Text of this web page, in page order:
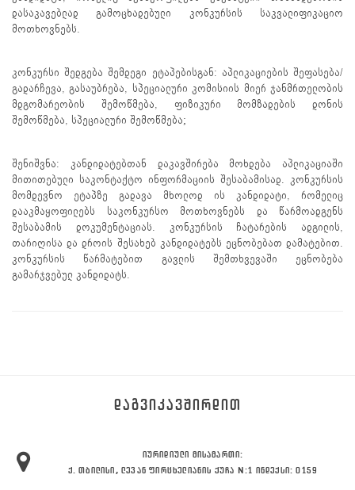
დასაკავებლად გამოცხადებული კონკურსის საკვალიფიკაციო
მოთხოვნებს.
კონკურსი შედგება შემდეგი ეტაპებისგან: აპლიკაციების შეფასება/
გადარჩევა, გასაუბრება, სპეციალური კომისიის მიერ ჯანმრთელობის
მდგომარეობის შემოწმება, ფიზიკური მომზადების დონის
შემოწმება, სპეციალური შემოწმება;
შენიშვნა: კანდიდატებთან დაკავშირება მოხდება აპლიკაციაში
მითითებული საკონტაქტო ინფორმაციის შესაბამისად. კონკურსის
მომდევნო ეტაპზე გადავა მხოლოდ ის კანდიდატი, რომელიც
დააკმაყოფილებს საკონკურსო მოთხოვნებს და წარმოადგენს
შესაბამის დოკუმენტაციას. კონკურსის ჩატარების ადგილის,
თარიღისა და დროის შესახებ კანდიდატებს ეცნობებათ დამატებით.
კონკურსის წარმატებით გავლის შემთხვევაში ეცნობება
გამარჯვებულ კანდიდატს.
ᲓᲐᲒᲕᲘᲙᲐᲕᲨᲘᲠᲓᲘᲗ
ᲘᲣᲠᲘᲓᲘᲣᲚᲘ ᲛᲘᲡᲐᲛᲐᲠᲗᲘ:
Ქ. ᲗᲑᲘᲚᲘᲡᲘ, ᲚᲔᲕᲐᲜ ᲤᲘᲠᲪᲮᲔᲚᲘᲐᲜᲘᲡ ᲥᲣᲩᲐ N:1 ᲘᲜᲓᲔᲥᲡᲘ: 0159